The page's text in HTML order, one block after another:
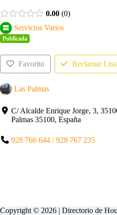
0.00 0
Servicios Varios
Publicada
Favorito Reclamar
Las Palmas
C/ Alcalde Enrique Jorge, 3,
Palmas 35100, España
928 766 644 / 928 767 235
Copyright © 2026 | Directorio de